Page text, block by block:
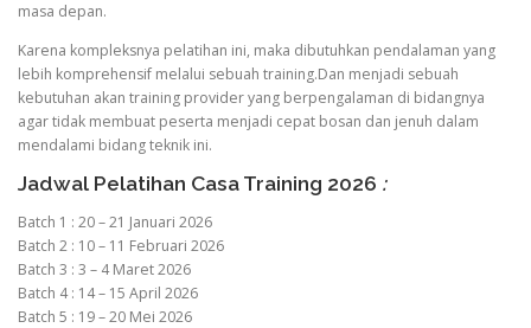
masa depan.
Karena kompleksnya pelatihan ini, maka dibutuhkan pendalaman yang
lebih komprehensif melalui sebuah training.Dan menjadi sebuah
kebutuhan akan training provider yang berpengalaman di bidangnya
agar tidak membuat peserta menjadi cepat bosan dan jenuh dalam
mendalami bidang teknik ini.
Jadwal Pelatihan Casa Training 2026 :
Batch 1 : 20 – 21 Januari 2026
Batch 2 : 10 – 11 Februari 2026
Batch 3 : 3 – 4 Maret 2026
Batch 4 : 14 – 15 April 2026
Batch 5 : 19 – 20 Mei 2026